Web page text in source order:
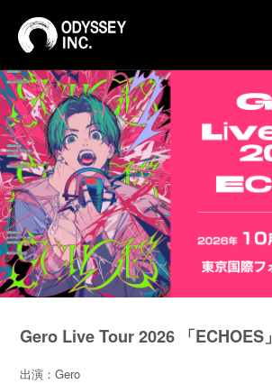
Gero Live Tour 2026 「ECHOES」
出演：Gero